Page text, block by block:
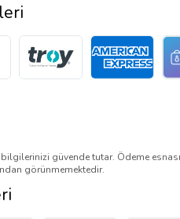
güvende tutar. Ödeme
görünmemektedir.